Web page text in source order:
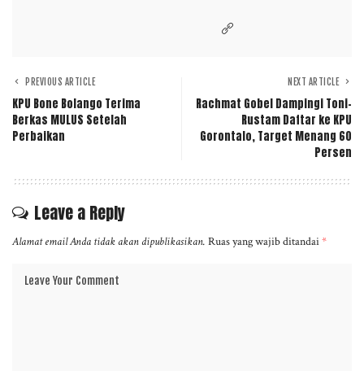
PREVIOUS ARTICLE
KPU Bone Bolango Terima
Berkas MULUS Setelah
Perbaikan
NEXT ARTICLE
Rachmat Gobel Dampingi Toni-
Rustam Daftar ke KPU
Gorontalo, Target Menang 60
Persen
Leave a Reply
Alamat email Anda tidak akan dipublikasikan. Ruas yang wajib ditandai*